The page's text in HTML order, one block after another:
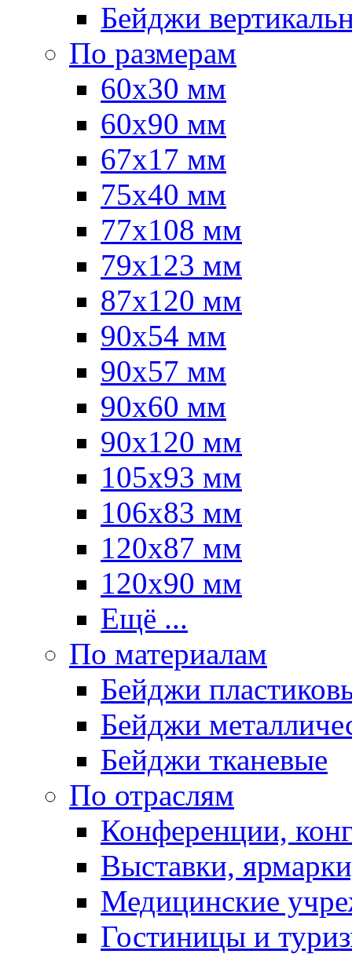
Бейджи
По размерам
60x30 мм
60х90 мм
67х17 мм
75x40 мм
77х108 мм
79х123 мм
87х120 мм
90x54 мм
90х57 мм
90х60 мм
90х120 мм
105х93 мм
106х83 мм
120х87 мм
120х90 мм
Ещё ...
По материалам
Бейджи
Бейджи
Бейджи тканевые
По отраслям
Конференции,
Выставки,
Медицинские
Гостиницы и